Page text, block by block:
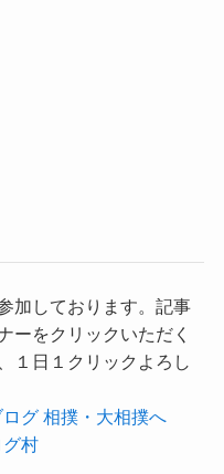
加しております。記事
ーをクリックいただく
１日１クリックよろし
村